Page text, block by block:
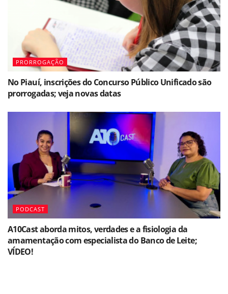
PRORROGAÇÃO
No Piauí, inscrições do Concurso Público Unificado são
prorrogadas; veja novas datas
PODCAST
A10Cast aborda mitos, verdades e a fisiologia da
amamentação com especialista do Banco de Leite;
VÍDEO!